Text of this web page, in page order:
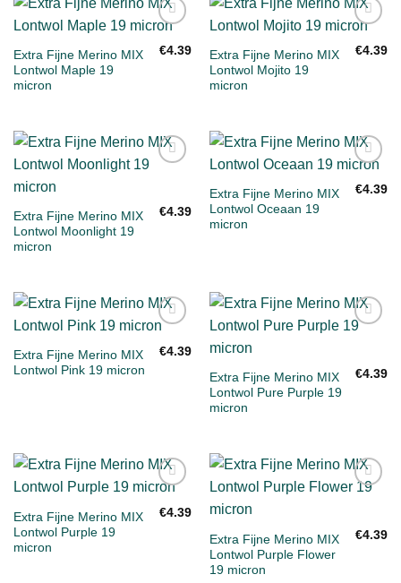
aan
verlanglijst
Extra Fijne Merino MIX
Lontwol Maple 19
micron
€4.39
aan
verlanglijst
Extra Fijne Merino MIX
Lontwol Mojito 19
micron
€4.39
Extra Fijne Merino MIX
Lontwol Moonlight 19
micron
€4.39
aan
verlanglijst
Extra Fijne Merino MIX
Lontwol Oceaan 19
micron
€4.39
aan
verlanglijst
Extra Fijne Merino MIX
Lontwol Pink 19 micron
€4.39
Extra Fijne Merino MIX
Lontwol Pure Purple 19
micron
€4.39
aan
verlanglijst
Extra Fijne Merino MIX
Lontwol Purple 19
micron
€4.39
Extra Fijne Merino MIX
Lontwol Purple Flower
19 micron
€4.39